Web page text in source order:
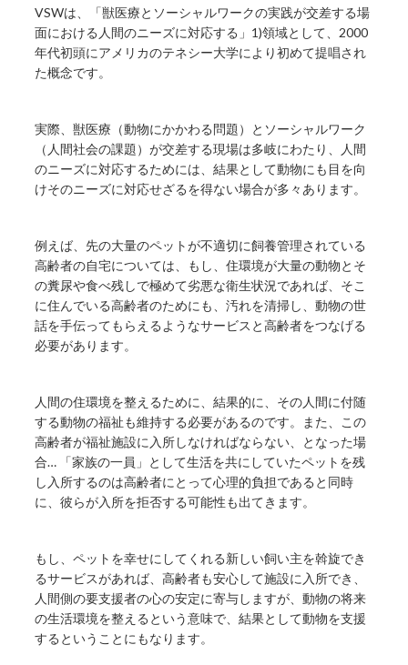
VSWは、「獣医療とソーシャルワークの実践が交差する場
面における人間のニーズに対応する」1)領域として、2000
年代初頭にアメリカのテネシー大学により初めて提唱され
た概念です。
実際、獣医療（動物にかかわる問題）とソーシャルワーク
（人間社会の課題）が交差する現場は多岐にわたり、人間
のニーズに対応するためには、結果として動物にも目を向
けそのニーズに対応せざるを得ない場合が多々あります。
例えば、先の大量のペットが不適切に飼養管理されている
高齢者の自宅については、もし、住環境が大量の動物とそ
の糞尿や食べ残しで極めて劣悪な衛生状況であれば、そこ
に住んでいる高齢者のためにも、汚れを清掃し、動物の世
話を手伝ってもらえるようなサービスと高齢者をつなげる
必要があります。
人間の住環境を整えるために、結果的に、その人間に付随
する動物の福祉も維持する必要があるのです。また、この
高齢者が福祉施設に入所しなければならない、となった場
合… 「家族の一員」として生活を共にしていたペットを残
し入所するのは高齢者にとって心理的負担であると同時
に、彼らが入所を拒否する可能性も出てきます。
もし、ペットを幸せにしてくれる新しい飼い主を斡旋でき
るサービスがあれば、高齢者も安心して施設に入所でき、
人間側の要支援者の心の安定に寄与しますが、動物の将来
の生活環境を整えるという意味で、結果として動物を支援
するということにもなります。